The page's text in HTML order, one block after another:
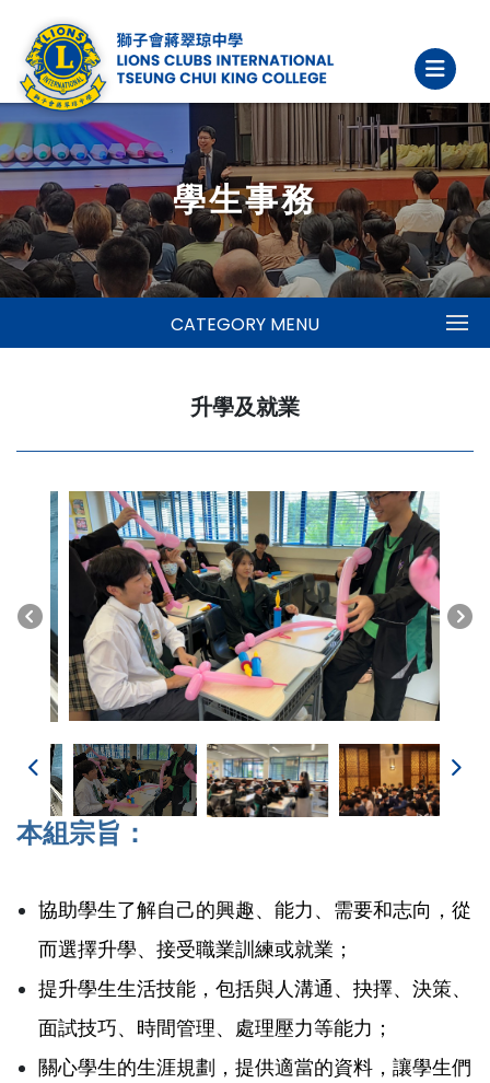
學生事務
CATEGORY MENU
升學及就業
本組宗旨：
協助學生了解自己的興趣、能力、需要和志向，從
而選擇升學、接受職業訓練或就業；
提升學生生活技能，包括與人溝通、抉擇、決策、
面試技巧、時間管理、處理壓力等能力；
關心學生的生涯規劃，提供適當的資料，讓學生們